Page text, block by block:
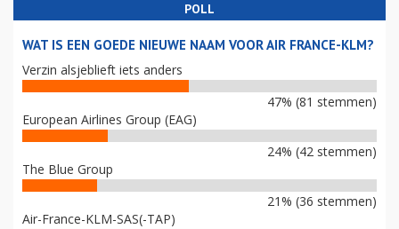
POLL
WAT IS EEN GOEDE NIEUWE NAAM VOOR AIR FRANCE-KLM?
Verzin alsjeblieft iets anders
47% (81 stemmen)
European Airlines Group (EAG)
24% (42 stemmen)
The Blue Group
21% (36 stemmen)
Air-France-KLM-SAS(-TAP)